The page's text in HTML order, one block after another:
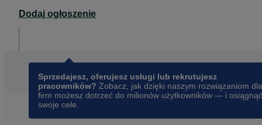
Dodaj ogłoszenie
Sprzedajesz, oferujesz usługi lub rekrutujesz
pracowników? Zobacz, jak dzięki naszym rozwiązaniom dla
firm możesz dotrzeć do milionów użytkowników — i osiągnąć
swoje cele.